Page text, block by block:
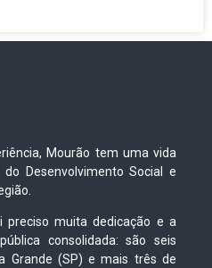
Mourão tem uma vida
Desenvolvimento Social e
preciso muita dedicação e a
consolidada: são seis
Grande (SP) e mais três de